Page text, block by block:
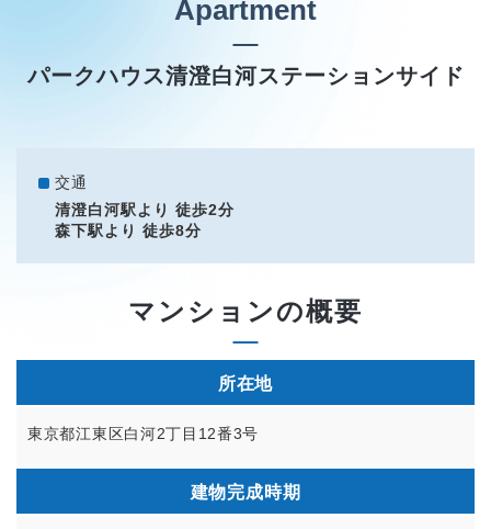
Apartment
パークハウス清澄白河ステーションサイド
交通
清澄白河駅より 徒歩2分
森下駅より 徒歩8分
マンションの概要
所在地
東京都江東区白河2丁目12番3号
建物完成時期